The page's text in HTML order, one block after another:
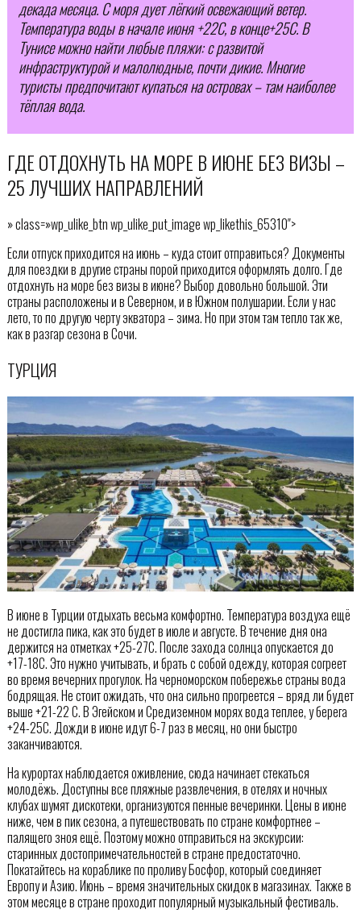
декада месяца. С моря дует лёгкий освежающий ветер.
Температура воды в начале июня +22С, в конце+25С. В
Тунисе можно найти любые пляжи: с развитой
инфраструктурой и малолюдные, почти дикие. Многие
туристы предпочитают купаться на островах – там наиболее
тёплая вода.
ГДЕ ОТДОХНУТЬ НА МОРЕ В ИЮНЕ БЕЗ ВИЗЫ –
25 ЛУЧШИХ НАПРАВЛЕНИЙ
» class=»wp_ulike_btn wp_ulike_put_image wp_likethis_65310″>
Если отпуск приходится на июнь – куда стоит отправиться? Документы
для поездки в другие страны порой приходится оформлять долго. Где
отдохнуть на море без визы в июне? Выбор довольно большой. Эти
страны расположены и в Северном, и в Южном полушарии. Если у нас
лето, то по другую черту экватора – зима. Но при этом там тепло так же,
как в разгар сезона в Сочи.
ТУРЦИЯ
В июне в Турции отдыхать весьма комфортно. Температура воздуха ещё
не достигла пика, как это будет в июле и августе. В течение дня она
держится на отметках +25-27С. После захода солнца опускается до
+17-18С. Это нужно учитывать, и брать с собой одежду, которая согреет
во время вечерних прогулок. На черноморском побережье страны вода
бодрящая. Не стоит ожидать, что она сильно прогреется – вряд ли будет
выше +21-22 С. В Эгейском и Средиземном морях вода теплее, у берега
+24-25С. Дожди в июне идут 6-7 раз в месяц, но они быстро
заканчиваются.
На курортах наблюдается оживление, сюда начинает стекаться
молодёжь. Доступны все пляжные развлечения, в отелях и ночных
клубах шумят дискотеки, организуются пенные вечеринки. Цены в июне
ниже, чем в пик сезона, а путешествовать по стране комфортнее –
палящего зноя ещё. Поэтому можно отправиться на экскурсии:
старинных достопримечательностей в стране предостаточно.
Покатайтесь на кораблике по проливу Босфор, который соединяет
Европу и Азию. Июнь – время значительных скидок в магазинах. Также в
этом месяце в стране проходит популярный музыкальный фестиваль.